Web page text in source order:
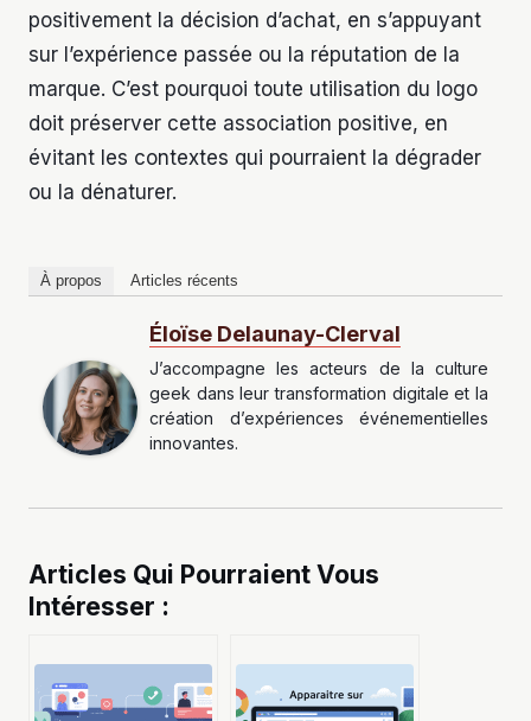
positivement la décision d’achat, en s’appuyant
sur l’expérience passée ou la réputation de la
marque. C’est pourquoi toute utilisation du logo
doit préserver cette association positive, en
évitant les contextes qui pourraient la dégrader
ou la dénaturer.
À propos Articles récents
Éloïse Delaunay-Clerval
J’accompagne les acteurs de la culture
geek dans leur transformation digitale et la
création d’expériences événementielles
innovantes.
Articles Qui Pourraient Vous
Intéresser :